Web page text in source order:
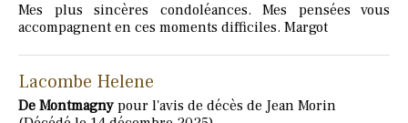
Mes plus sincères condoléances. Mes pensées vous
accompagnent en ces moments difficiles. Margot
Lacombe Helene
De Montmagny pour l'avis de décès de Jean Morin